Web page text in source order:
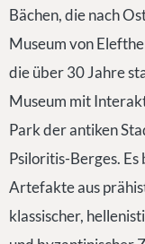
Bächen, die nach
Museum von
die über 30 Jahre
Museum mit
Park der antiken
Psiloritis-Berges.
Artefakte aus
klassischer,